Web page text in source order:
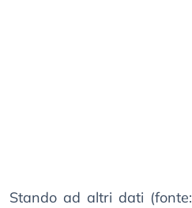
Stando ad altri dati (fonte: